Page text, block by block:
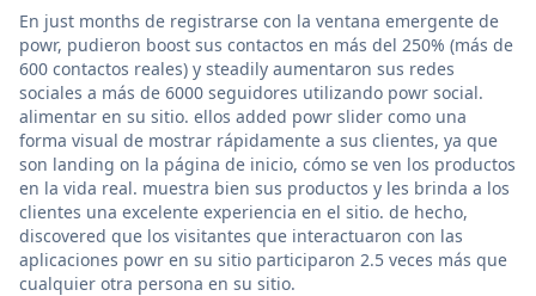
En just months de registrarse con la ventana emergente de
powr, pudieron boost sus contactos en más del 250% (más de
600 contactos reales) y steadily aumentaron sus redes
sociales a más de 6000 seguidores utilizando powr social.
alimentar en su sitio. ellos added powr slider como una
forma visual de mostrar rápidamente a sus clientes, ya que
son landing on la página de inicio, cómo se ven los productos
en la vida real. muestra bien sus productos y les brinda a los
clientes una excelente experiencia en el sitio. de hecho,
discovered que los visitantes que interactuaron con las
aplicaciones powr en su sitio participaron 2.5 veces más que
cualquier otra persona en su sitio.